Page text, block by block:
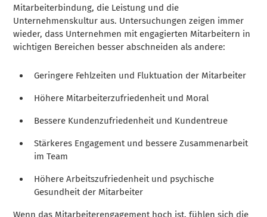
Mitarbeiterbindung, die Leistung und die
Unternehmenskultur aus. Untersuchungen zeigen immer
wieder, dass Unternehmen mit engagierten Mitarbeitern in
wichtigen Bereichen besser abschneiden als andere:
Geringere Fehlzeiten und Fluktuation der Mitarbeiter
Höhere Mitarbeiterzufriedenheit und Moral
Bessere Kundenzufriedenheit und Kundentreue
Stärkeres Engagement und bessere Zusammenarbeit
im Team
Höhere Arbeitszufriedenheit und psychische
Gesundheit der Mitarbeiter
Wenn das Mitarbeiterengagement hoch ist, fühlen sich die